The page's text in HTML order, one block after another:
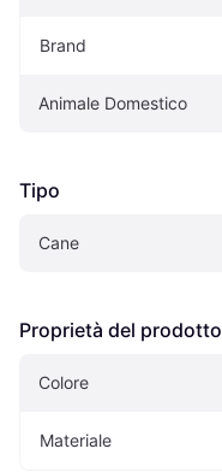
Brand
Animale Domestico
Tipo
Cane
Proprietà del prodotto
Colore
Materiale